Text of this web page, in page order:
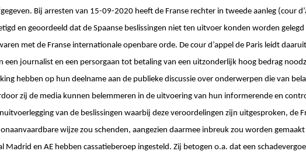
Bij arresten van 15-09-2020 heeft de Franse rechter in tweede aanleg (cour
en geoordeeld dat de Spaanse beslissingen niet ten uitvoer konden worden
met de Franse internationale openbare orde. De cour d’appel de Paris leidt
een journalist en een persorgaan tot betaling van een uitzonderlijk hoog bedrag
hebben op hun deelname aan de publieke discussie over onderwerpen die van
zij de media kunnen belemmeren in de uitvoering van hun informerende en
van de beslissingen waarbij deze veroordelingen zijn uitgesproken, de
wijze zou schenden, aangezien daarmee inbreuk zou worden
Madrid en AE hebben cassatieberoep ingesteld. Zij betogen o.a. dat een